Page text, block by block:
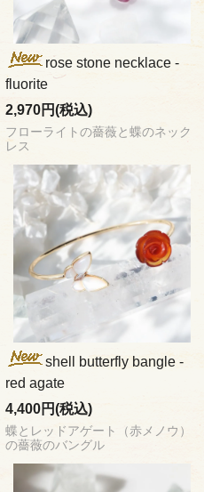
rose stone necklace -
fluorite
2,970円(税込)
フローライトの薔薇と蝶のネック
レス
shell butterfly bangle -
red agate
4,400円(税込)
蝶とレッドアゲート（赤メノウ）
の薔薇のバングル